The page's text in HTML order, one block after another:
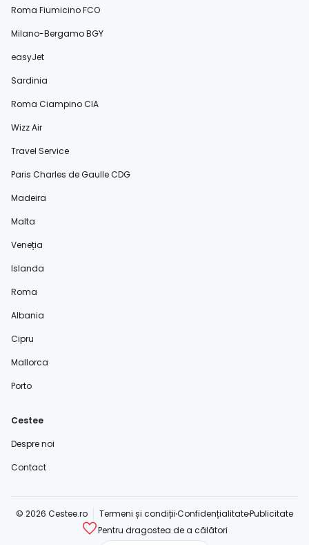
Roma Fiumicino FCO
Milano-Bergamo BGY
easyJet
Sardinia
Roma Ciampino CIA
Wizz Air
Travel Service
Paris Charles de Gaulle CDG
Madeira
Malta
Veneția
Islanda
Roma
Albania
Cipru
Mallorca
Porto
Cestee
Despre noi
Contact
© 2026 Cestee.ro Termeni și condițiiConfidențialitatePublicitate
Pentru dragostea de a călători
cestee.com